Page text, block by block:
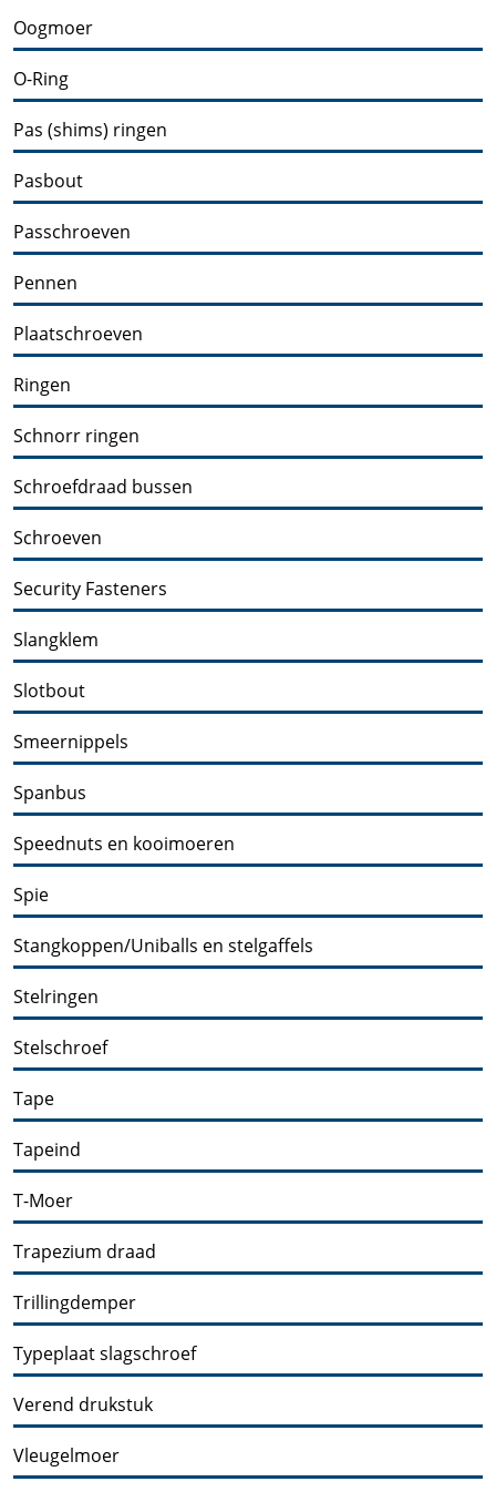
Oogmoer
O-Ring
Pas (shims) ringen
Pasbout
Passchroeven
Pennen
Plaatschroeven
Ringen
Schnorr ringen
Schroefdraad bussen
Schroeven
Security Fasteners
Slangklem
Slotbout
Smeernippels
Spanbus
Speednuts en kooimoeren
Spie
Stangkoppen/Uniballs en stelgaffels
Stelringen
Stelschroef
Tape
Tapeind
T-Moer
Trapezium draad
Trillingdemper
Typeplaat slagschroef
Verend drukstuk
Vleugelmoer